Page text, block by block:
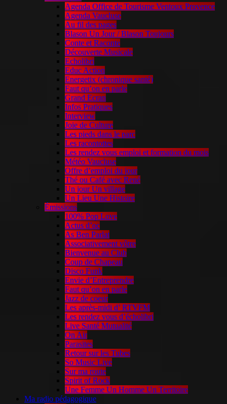
Agenda Office de Tourisme Ventoux Provence
Agenda Vaucluse
Au fil des pages
Blason Un Jour / Blason Toujours
Conte et Raconte
Découverte Musicale
Echolibri
Educ Action
Energetix (chronique santé)
Faut qu’on en parle
Grand Ecran
Infos Pratiques
Interview
Joie de Culture
Les pieds dans le parc
Les racontottes
Les rendez vous emploi et formation du mois
Météo Vaucluse
Offre d’emploi du jour
Thé ou Café avec René
Un jour Un village
Un Lieu Une Histoire
Émissions
100% Pop Love
Actus d’oc
As Ben Parlat
Associativement vôtre
Bienvenue au Club
Coup de Chapeau
Disco Funk
Envie d’Entreprendre
Faut qu’on en parle
Jazz de coeur
Les après-midi d’ RTVFM
Les rendez vous d’écholibri
Live Santé Mutualité
On Air
Parasites
Retour sur les Tubes
So Music Live
Sur ma route
Spirit of Rock
Une Femme Un Homme Un Territoire
Ma radio pédagogique